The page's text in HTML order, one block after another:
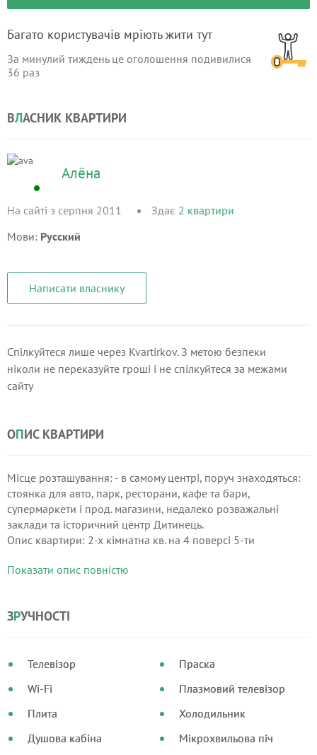
Багато користувачів мріють жити тут
За минулий тиждень це оголошення подивилися
36 раз
ВЛАСНИК КВАРТИРИ
Алёна
На сайті з серпня 2011 Здає 2 квартири
Мови: Русский
Написати власнику
Спілкуйтеся лише через Kvartirkov. З метою безпеки
ніколи не переказуйте гроші і не спілкуйтеся за межами
сайту
ОПИС КВАРТИРИ
Місце розташування: - в самому центрі, поруч знаходяться:
стоянка для авто, парк, ресторани, кафе та бари,
супермаркети і прод. магазини, недалеко розважальні
заклади та історичний центр Дитинець.
Опис квартири: 2-х кімнатна кв. на 4 поверсі 5-ти
центральну частину міста і металопластиковими вікнами.
Показати опис повністю
ЗРУЧНОСТІ
Телевізор
Wi-Fi
Плита
Душова кабіна
Праска
Плазмовий телевізор
Холодильник
Мікрохвильова піч